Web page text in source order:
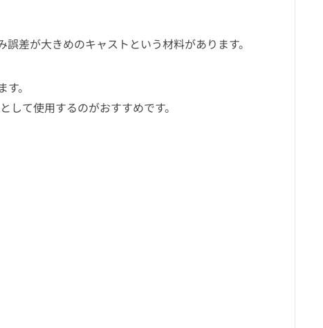
差が大きめのキャストという材料があります。
。
て使用するのがおすすめです。